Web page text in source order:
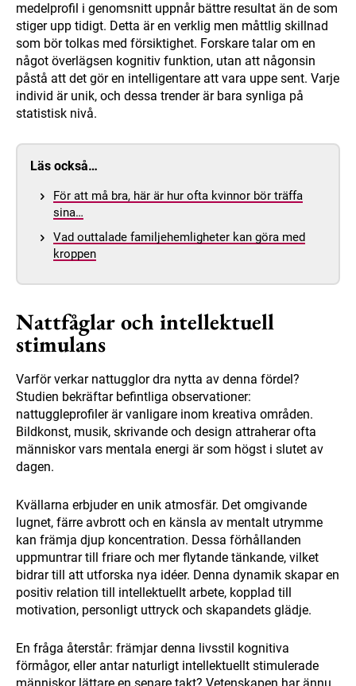
medelprofil i genomsnitt uppnår bättre resultat än de som
stiger upp tidigt. Detta är en verklig men måttlig skillnad
som bör tolkas med försiktighet. Forskare talar om en
något överlägsen kognitiv funktion, utan att någonsin
påstå att det gör en intelligentare att vara uppe sent. Varje
individ är unik, och dessa trender är bara synliga på
statistisk nivå.
Läs också…
För att må bra, här är hur ofta kvinnor bör träffa
sina…
Vad outtalade familjehemligheter kan göra med
kroppen
Nattfåglar och intellektuell
stimulans
Varför verkar nattugglor dra nytta av denna fördel?
Studien bekräftar befintliga observationer:
nattuggleprofiler är vanligare inom kreativa områden.
Bildkonst, musik, skrivande och design attraherar ofta
människor vars mentala energi är som högst i slutet av
dagen.
Kvällarna erbjuder en unik atmosfär. Det omgivande
lugnet, färre avbrott och en känsla av mentalt utrymme
kan främja djup koncentration. Dessa förhållanden
uppmuntrar till friare och mer flytande tänkande, vilket
bidrar till att utforska nya idéer. Denna dynamik skapar en
positiv relation till intellektuellt arbete, kopplad till
motivation, personligt uttryck och skapandets glädje.
En fråga återstår: främjar denna livsstil kognitiva
förmågor, eller antar naturligt intellektuellt stimulerade